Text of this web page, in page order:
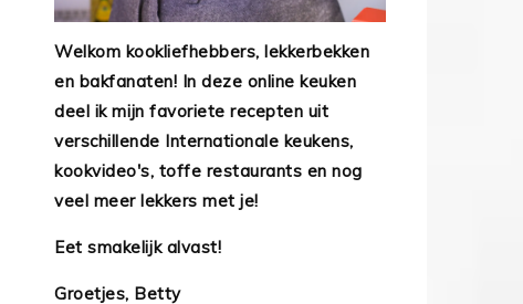
Welkom kookliefhebbers, lekkerbekken
en bakfanaten! In deze online keuken
deel ik mijn favoriete recepten uit
verschillende Internationale keukens,
kookvideo's, toffe restaurants en nog
veel meer lekkers met je!
Eet smakelijk alvast!
Groetjes, Betty